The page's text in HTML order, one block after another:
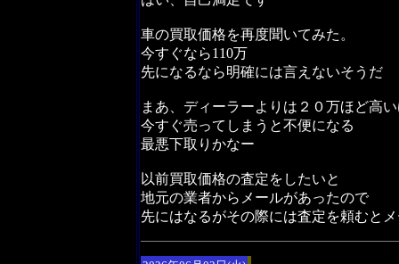
車の買取価格を再度聞いてみた。
今すぐなら110万
先になるなら明確には言えないそうだ
まあ、ディーラーよりは２０万ほど高
今すぐ売ってしまうと不便になる
最悪下取りかなー
以前買取価格の査定をしたいと
地元の業者からメールがあったので
先にはなるがその際には査定を頼むと